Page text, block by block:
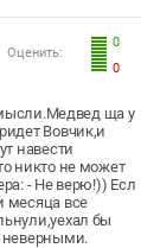
0
0
Оценить:
мысли.Медвед ща у
Вовчик,и
навести
никто не может
- Не верю!)) Есл
месяца все
бы
неверными.